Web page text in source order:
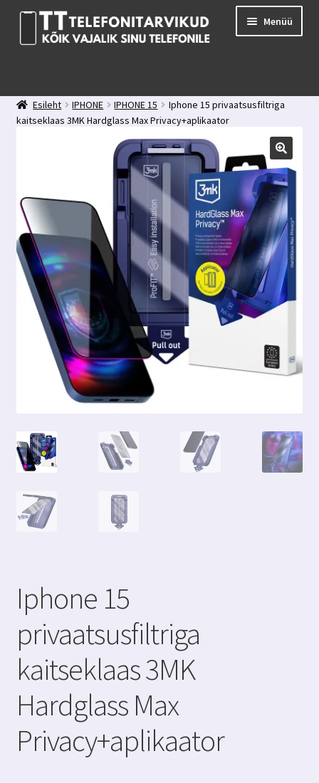
Liigu
navigeerimisele
Liigu
juurde
Menüü
Minu konto
Esileht IPHONE IPHONE 15
Iphone 15 privaatsusfiltriga
kaitseklaas 3MK Hardglass Max Privacy+aplikaator
Iphone 15
privaatsusfiltriga
kaitseklaas 3MK
Hardglass Max
Privacy+aplikaator